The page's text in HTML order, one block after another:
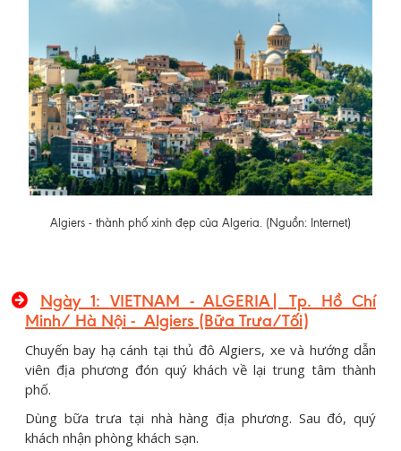
Algiers - thành phố xinh đẹp của Algeria. (Nguồn: Internet)
Ngày 1: VIETNAM - ALGERIA|Tp. Hồ Chí
Minh/ Hà Nội - Algiers (Bữa Trưa/Tối)
Chuyến bay hạ cánh tại thủ đô Algiers, xe và hướng dẫn
viên địa phương đón quý khách về lại trung tâm thành
phố.
Dùng bữa trưa tại nhà hàng địa phương. Sau đó, quý
khách nhận phòng khách sạn.